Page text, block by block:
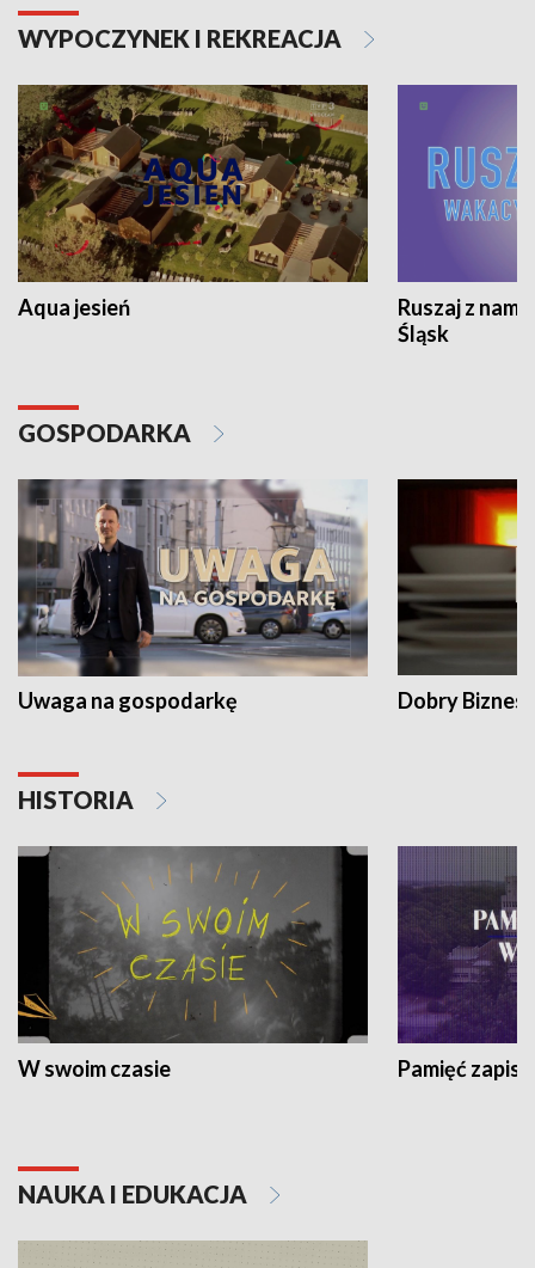
WYPOCZYNEK I REKREACJA
Aqua jesień
Ruszaj z
Śląsk
GOSPODARKA
Uwaga na gospodarkę Dobry Biznes
HISTORIA
W swoim czasie Pamięć
NAUKA I EDUKACJA